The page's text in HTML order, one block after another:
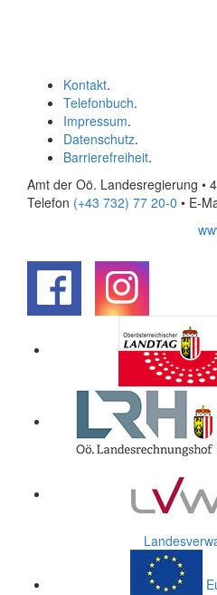
Kontakt.
Telefonbuch.
Impressum.
Datenschutz.
Barrierefreiheit.
Amt der Oö. Landesregierung •
Telefon (+43 732) 77 20-0 • E-